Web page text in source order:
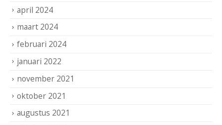
april 2024
maart 2024
februari 2024
januari 2022
november 2021
oktober 2021
augustus 2021